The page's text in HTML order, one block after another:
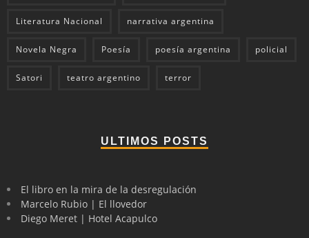
Literatura Nacional narrativa argentina
Novela Negra Poesía poesía argentina policial
Satori teatro argentino terror
ULTIMOS POSTS
El libro en la mira de la desregulación
Marcelo Rubio | El llovedor
Diego Meret | Hotel Acapulco